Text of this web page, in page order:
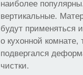
наиболее
вертикальные.
будут применяться
о кухонной
подвергался
чистки.